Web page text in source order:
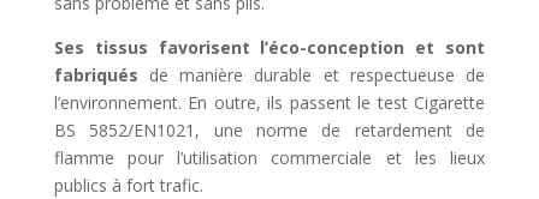
Ses tissus favorisent l’éco-conception et sont
fabriqués de manière durable et respectueuse de
l’environnement. En outre, ils passent le test Cigarette
BS 5852/EN1021, une norme de retardement de
flamme pour l’utilisation commerciale et les lieux
publics à fort trafic.